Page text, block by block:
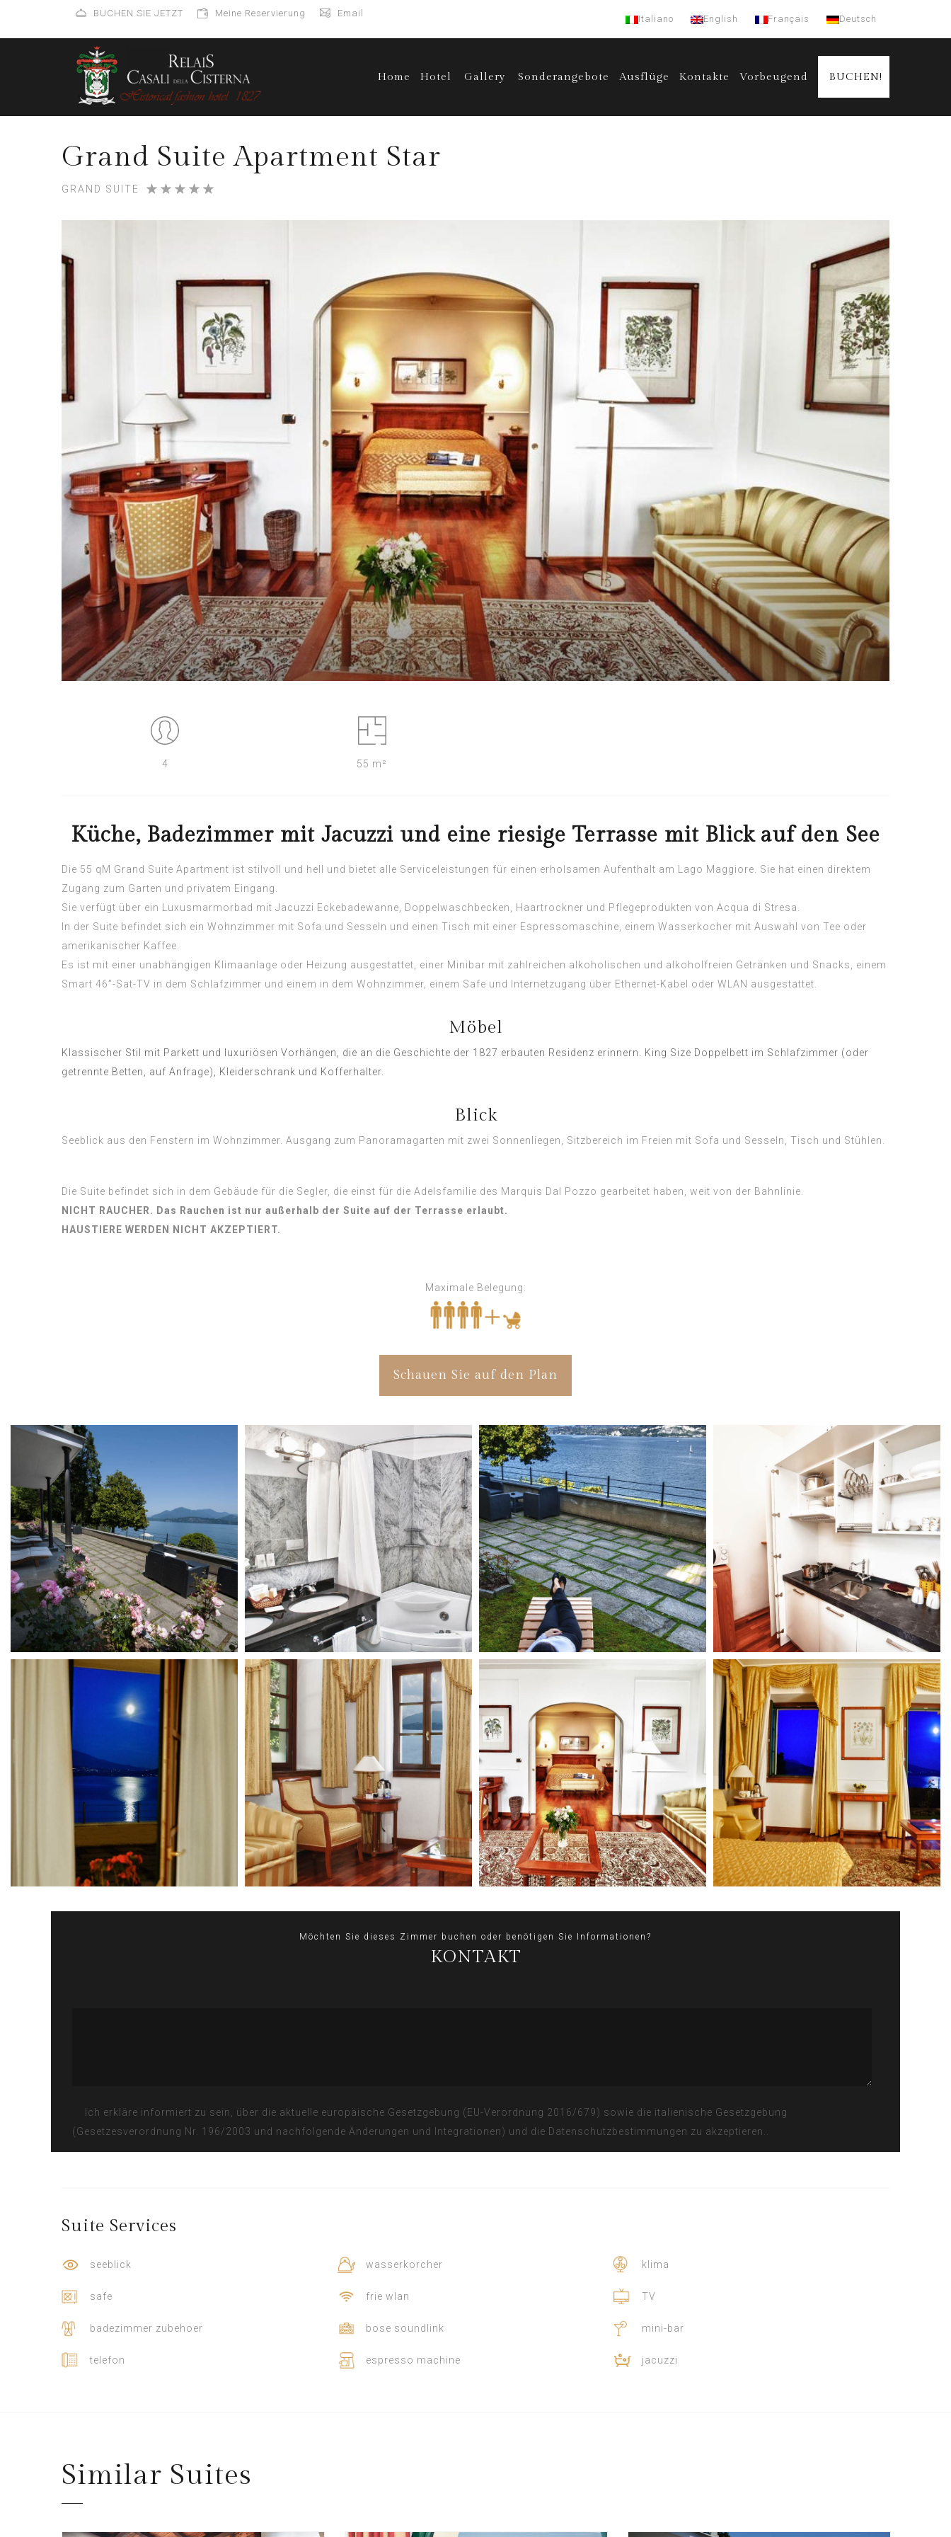
BUCHEN SIE JETZT Meine Reservierung Email
Italiano English Français Deutsch
Home Hotel Gallery Sonderangebote Ausflüge Kontakte Vorbeugend BUCHEN!
Grand Suite Apartment Star
GRAND SUITE
4 55 m²
Küche, Badezimmer mit Jacuzzi und eine riesige Terrasse mit Blick auf den See
Die 55 qM Grand Suite Apartment ist stilvoll und hell und bietet alle Serviceleistungen für einen erholsamen Aufenthalt am Lago Maggiore. Sie hat einen direktem
Zugang zum Garten und privatem Eingang.
Sie verfügt über ein Luxusmarmorbad mit Jacuzzi Eckebadewanne, Doppelwaschbecken, Haartrockner und Pflegeprodukten von Acqua di Stresa.
In der Suite befindet sich ein Wohnzimmer mit Sofa und Sesseln und einen Tisch mit einer Espressomaschine, einem Wasserkocher mit Auswahl von Tee oder
amerikanischer Kaffee.
Es ist mit einer unabhängigen Klimaanlage oder Heizung ausgestattet, einer Minibar mit zahlreichen alkoholischen und alkoholfreien Getränken und Snacks, einem
Smart 46”-Sat-TV in dem Schlafzimmer und einem in dem Wohnzimmer, einem Safe und Internetzugang über Ethernet-Kabel oder WLAN ausgestattet.
Möbel
Klassischer Stil mit Parkett und luxuriösen Vorhängen, die an die Geschichte der 1827 erbauten Residenz erinnern. King Size Doppelbett im Schlafzimmer (oder
getrennte Betten, auf Anfrage), Kleiderschrank und Kofferhalter.
Blick
Seeblick aus den Fenstern im Wohnzimmer. Ausgang zum Panoramagarten mit zwei Sonnenliegen, Sitzbereich im Freien mit Sofa und Sesseln, Tisch und Stühlen.
Die Suite befindet sich in dem Gebäude für die Segler, die einst für die Adelsfamilie des Marquis Dal Pozzo gearbeitet haben, weit von der Bahnlinie.
NICHT RAUCHER. Das Rauchen ist nur außerhalb der Suite auf der Terrasse erlaubt.
HAUSTIERE WERDEN NICHT AKZEPTIERT.
Maximale Belegung:
Schauen Sie auf den Plan
Möchten Sie dieses Zimmer buchen oder benötigen Sie Informationen?
KONTAKT
Ich erkläre informiert zu sein, über die aktuelle europäische Gesetzgebung (EU-Verordnung 2016/679) sowie die italienische Gesetzgebung
(Gesetzesverordnung Nr. 196/2003 und nachfolgende Änderungen und Integrationen) und die Datenschutzbestimmungen zu akzeptieren..
Suite Services
seeblick wasserkorcher klima
safe frie wlan TV
badezimmer zubehoer bose soundlink mini-bar
telefon espresso machine jacuzzi
Similar Suites